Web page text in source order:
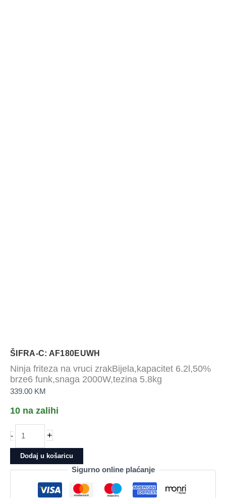
ŠIFRA-C: AF180EUWH
Ninja friteza na vruci zrakBijela,kapacitet 6.2l,50%
brze6 funk,snaga 2000W,tezina 5.8kg
339.00 KM
10 na zalihi
-
friteza
na
vruci
6.2l,50%
+
Dodaj u košaricu
Sigurno online plaćanje